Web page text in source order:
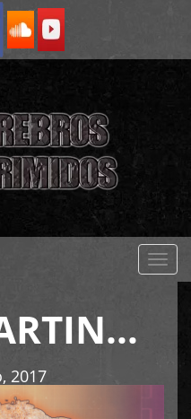
2017